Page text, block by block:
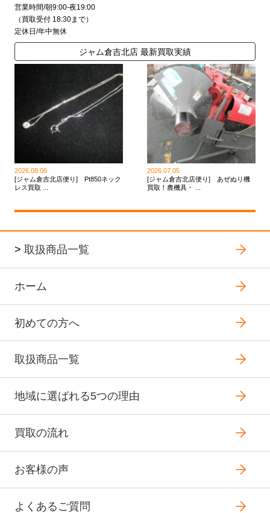
営業時間/朝9:00-夜19:00
（買取受付 18:30まで）
定休日/年中無休
ジャム倉吉北店 最新買取実績
2026.08.06
[ジャム倉吉北店便り] Pt850ネック
レス買取 ...
2026.07.05
[ジャム倉吉北店便り] あぜぬり機
買取！農機具・ ...
> 取扱商品一覧
ホーム
初めての方へ
取扱商品一覧
地域に選ばれる5つの理由
買取の流れ
お客様の声
よくあるご質問